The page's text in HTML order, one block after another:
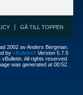
GÅ TILL TOPPEN
2002 av Anders Bergman.
by vBulletin® Version 5.7.5
All rights reserved.
was generated at 00:52.